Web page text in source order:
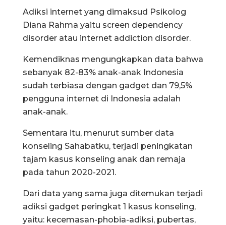
Adiksi internet yang dimaksud Psikolog
Diana Rahma yaitu screen dependency
disorder atau internet addiction disorder.
Kemendiknas mengungkapkan data bahwa
sebanyak 82-83% anak-anak Indonesia
sudah terbiasa dengan gadget dan 79,5%
pengguna internet di Indonesia adalah
anak-anak.
Sementara itu, menurut sumber data
konseling Sahabatku, terjadi peningkatan
tajam kasus konseling anak dan remaja
pada tahun 2020-2021.
Dari data yang sama juga ditemukan terjadi
adiksi gadget peringkat 1 kasus konseling,
yaitu: kecemasan-phobia-adiksi, pubertas,